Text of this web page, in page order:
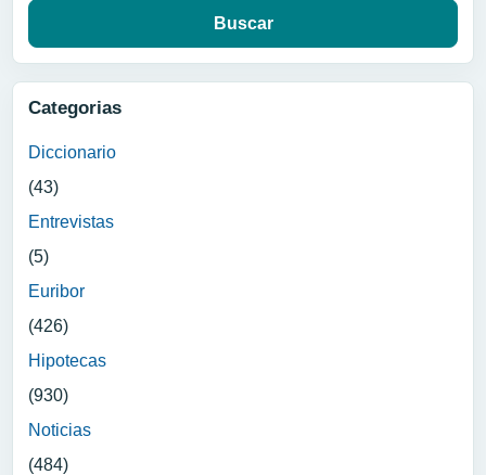
Categorias
Diccionario
(43)
Entrevistas
(5)
Euribor
(426)
Hipotecas
(930)
Noticias
(484)